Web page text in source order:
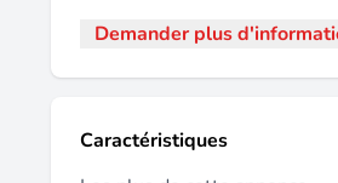
en 2021, bénéficiant encore
par ses volumes généreux,
exceptionnelle grâce à son
Demander plus
Caractéristiques